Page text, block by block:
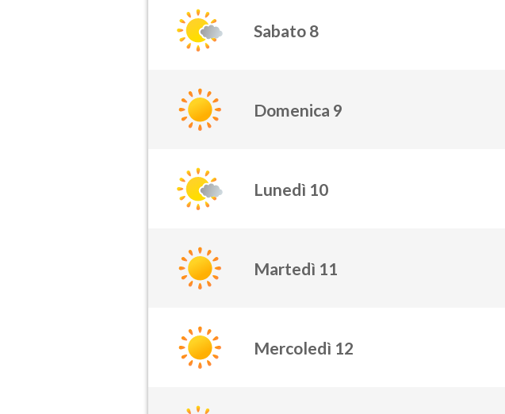
Sabato 8
Domenica 9
Lunedì 10
Martedì 11
Mercoledì 12